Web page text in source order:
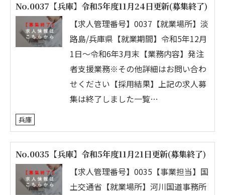
No.0037【兵庫】令和5年度11月24日更新(募集終了)
【求人管理番号】0037【就業場所】淡
路島/兵庫県【就業期間】令和5年12月
1日～令和6年3月末【業務内容】発注
者支援業務※その他詳細はお問い合わ
せください【採用結果】上記の求人募
集は終了しました一覧…
兵庫
No.0035【兵庫】令和5年度11月21日更新(募集終了)
【求人管理番号】0035【事業担当】国
土交通省【就業場所】河川国道事務所